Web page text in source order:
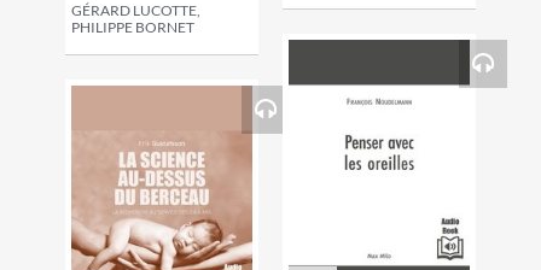
GÉRARD LUCOTTE,
PHILIPPE BORNET